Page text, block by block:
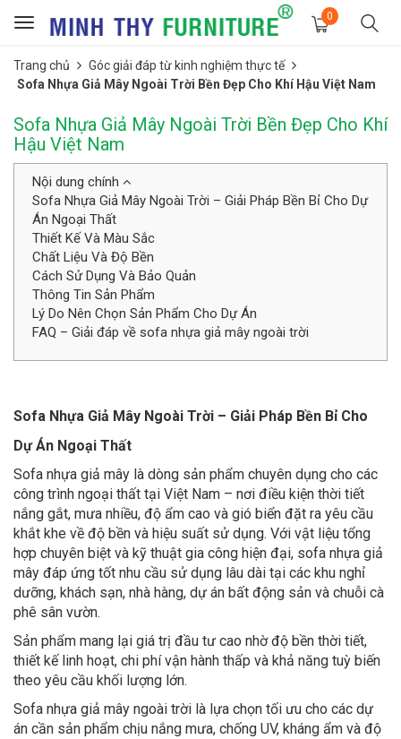
Toggle
0
Trang chủ
Góc giải đáp từ kinh nghiệm thực tế
Sofa Nhựa Giả Mây Ngoài Trời Bền Đẹp Cho Khí Hậu Việt Nam
Sofa Nhựa Giả Mây Ngoài Trời Bền Đẹp Cho Khí
Hậu Việt Nam
Nội dung chính
Sofa Nhựa Giả Mây Ngoài Trời – Giải Pháp Bền Bỉ Cho Dự
Án Ngoại Thất
Thiết Kế Và Màu Sắc
Chất Liệu Và Độ Bền
Cách Sử Dụng Và Bảo Quản
Thông Tin Sản Phẩm
Lý Do Nên Chọn Sản Phẩm Cho Dự Án
FAQ – Giải đáp về sofa nhựa giả mây ngoài trời
Sofa Nhựa Giả Mây Ngoài Trời – Giải Pháp Bền Bỉ Cho
Dự Án Ngoại Thất
Sofa nhựa giả mây là dòng sản phẩm chuyên dụng cho các
công trình ngoại thất tại Việt Nam – nơi điều kiện thời tiết
nắng gắt, mưa nhiều, độ ẩm cao và gió biển đặt ra yêu cầu
khắt khe về độ bền và hiệu suất sử dụng. Với vật liệu tổng
hợp chuyên biệt và kỹ thuật gia công hiện đại, sofa nhựa giả
mây đáp ứng tốt nhu cầu sử dụng lâu dài tại các khu nghỉ
dưỡng, khách sạn, nhà hàng, dự án bất động sản và chuỗi cà
phê sân vườn.
Sản phẩm mang lại giá trị đầu tư cao nhờ độ bền thời tiết,
thiết kế linh hoạt, chi phí vận hành thấp và khả năng tuỳ biến
theo yêu cầu khối lượng lớn.
Sofa nhựa giả mây ngoài trời là lựa chọn tối ưu cho các dự
án cần sản phẩm chịu nắng mưa, chống UV, kháng ẩm và độ